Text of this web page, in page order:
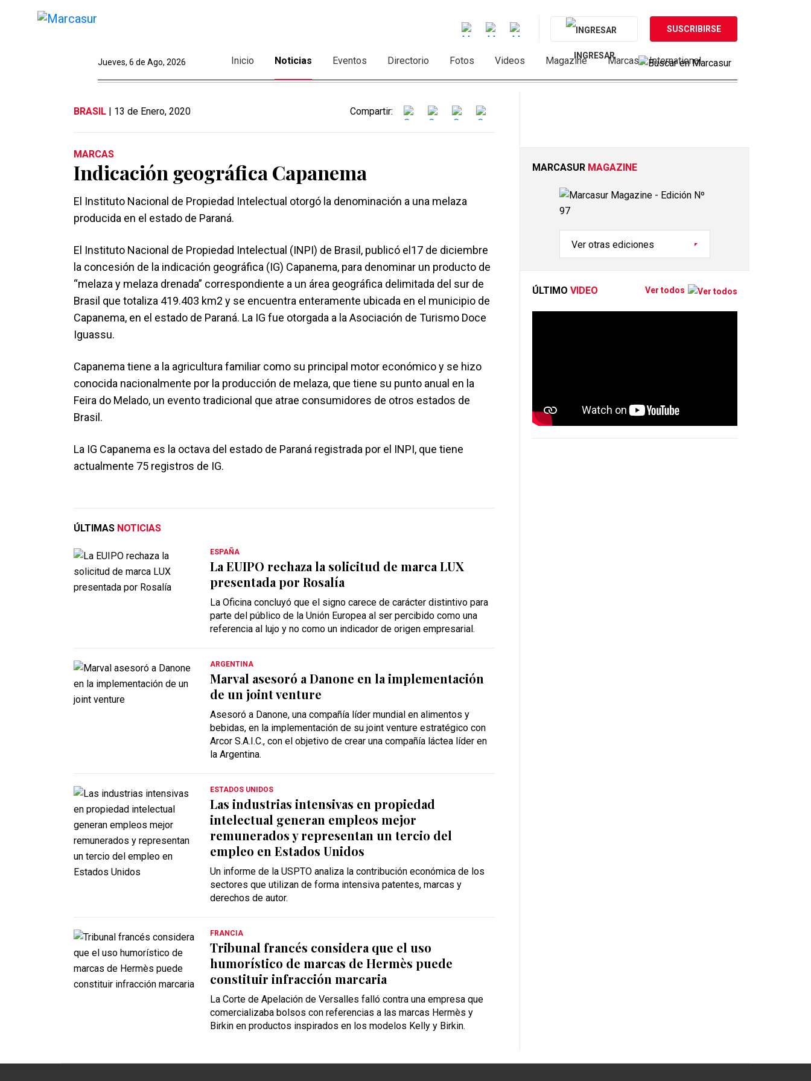
INGRESAR
SUSCRIBIRSE
Jueves, 6 de Ago, 2026 Inicio Noticias Eventos Directorio Fotos Videos Magazine Marcasur International
BRASIL | 13 de Enero, 2020 Compartir:
MARCAS
Indicación geográfica Capanema
El Instituto Nacional de Propiedad Intelectual otorgó la denominación a una melaza
producida en el estado de Paraná.
El Instituto Nacional de Propiedad Intelectual (INPI) de Brasil, publicó el17 de diciembre
la concesión de la indicación geográfica (IG) Capanema, para denominar un producto de
“melaza y melaza drenada” correspondiente a un área geográfica delimitada del sur de
Brasil que totaliza 419.403 km2 y se encuentra enteramente ubicada en el municipio de
Capanema, en el estado de Paraná. La IG fue otorgada a la Asociación de Turismo Doce
Iguassu.
Capanema tiene a la agricultura familiar como su principal motor económico y se hizo
conocida nacionalmente por la producción de melaza, que tiene su punto anual en la
Feira do Melado, un evento tradicional que atrae consumidores de otros estados de
Brasil.
La IG Capanema es la octava del estado de Paraná registrada por el INPI, que tiene
actualmente 75 registros de IG.
ÚLTIMAS NOTICIAS
ESPAÑA
La EUIPO rechaza la solicitud de marca LUX
presentada por Rosalía
La Oficina concluyó que el signo carece de carácter distintivo para
parte del público de la Unión Europea al ser percibido como una
referencia al lujo y no como un indicador de origen empresarial.
ARGENTINA
Marval asesoró a Danone en la implementación
de un joint venture
Asesoró a Danone, una compañía líder mundial en alimentos y
bebidas, en la implementación de su joint venture estratégico con
Arcor S.A.I.C., con el objetivo de crear una compañía láctea líder en
la Argentina.
ESTADOS UNIDOS
Las industrias intensivas en propiedad
intelectual generan empleos mejor
remunerados y representan un tercio del
empleo en Estados Unidos
Un informe de la USPTO analiza la contribución económica de los
sectores que utilizan de forma intensiva patentes, marcas y
derechos de autor.
FRANCIA
Tribunal francés considera que el uso
humorístico de marcas de Hermès puede
constituir infracción marcaria
La Corte de Apelación de Versalles falló contra una empresa que
comercializaba bolsos con referencias a las marcas Hermès y
Birkin en productos inspirados en los modelos Kelly y Birkin.
MARCASUR MAGAZINE
ÚLTIMO VIDEO Ver todos